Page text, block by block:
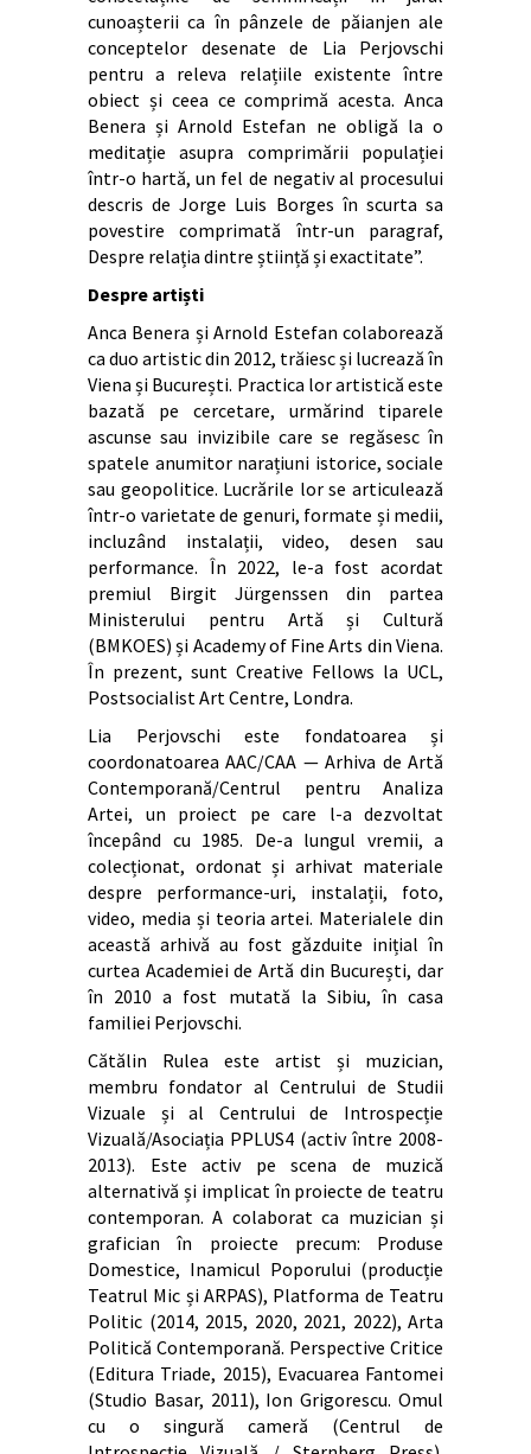
cunoașterii ca în pânzele de păianjen ale
conceptelor desenate de Lia Perjovschi
pentru a releva relațiile existente între
obiect și ceea ce comprimă acesta. Anca
Benera și Arnold Estefan ne obligă la o
meditație asupra comprimării populației
într-o hartă, un fel de negativ al procesului
descris de Jorge Luis Borges în scurta sa
povestire comprimată într-un paragraf,
Despre relația dintre știință și exactitate”.
Despre artiști
Anca Benera și Arnold Estefan colaborează
ca duo artistic din 2012, trăiesc și lucrează în
Viena și București. Practica lor artistică este
bazată pe cercetare, urmărind tiparele
ascunse sau invizibile care se regăsesc în
spatele anumitor narațiuni istorice, sociale
sau geopolitice. Lucrările lor se articulează
într-o varietate de genuri, formate și medii,
incluzând instalații, video, desen sau
performance. În 2022, le-a fost acordat
premiul Birgit Jürgenssen din partea
Ministerului pentru Artă și Cultură
(BMKOES) și Academy of Fine Arts din Viena.
În prezent, sunt Creative Fellows la UCL,
Postsocialist Art Centre, Londra.
Lia Perjovschi este fondatoarea și
coordonatoarea AAC/CAA — Arhiva de Artă
Contemporană/Centrul pentru Analiza
Artei, un proiect pe care l-a dezvoltat
începând cu 1985. De-a lungul vremii, a
colecționat, ordonat și arhivat materiale
despre performance-uri, instalații, foto,
video, media și teoria artei. Materialele din
această arhivă au fost găzduite inițial în
curtea Academiei de Artă din București, dar
în 2010 a fost mutată la Sibiu, în casa
familiei Perjovschi.
Cătălin Rulea este artist și muzician,
membru fondator al Centrului de Studii
Vizuale și al Centrului de Introspecție
Vizuală/Asociația PPLUS4 (activ între 2008-
2013). Este activ pe scena de muzică
alternativă și implicat în proiecte de teatru
contemporan. A colaborat ca muzician și
grafician în proiecte precum: Produse
Domestice, Inamicul Poporului (producție
Teatrul Mic și ARPAS), Platforma de Teatru
Politic (2014, 2015, 2020, 2021, 2022), Arta
Politică Contemporană. Perspective Critice
(Editura Triade, 2015), Evacuarea Fantomei
(Studio Basar, 2011), Ion Grigorescu. Omul
cu o singură cameră (Centrul de